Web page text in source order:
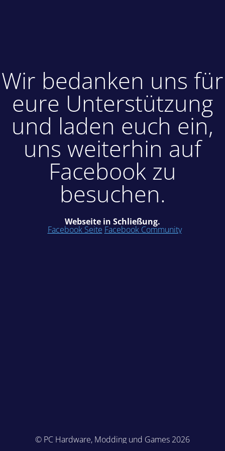
Wir bedanken uns für
eure Unterstützung
und laden euch ein,
uns weiterhin auf
Facebook zu
besuchen.
Webseite in Schließung.
Facebook Seite Facebook Community
© PC Hardware, Modding und Games 2026